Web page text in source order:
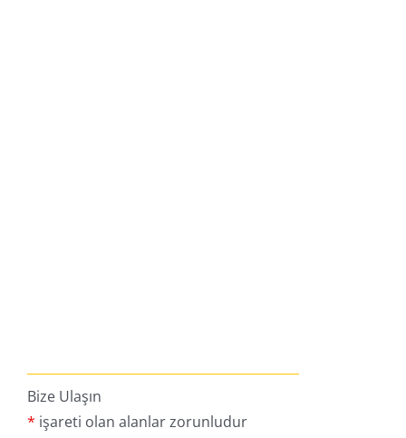
Bize Ulaşın
* işareti olan alanlar zorunludur